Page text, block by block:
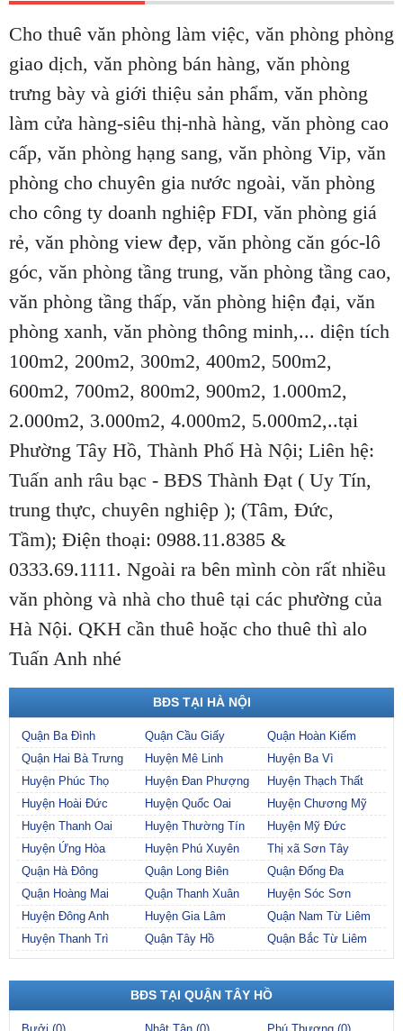
Cho thuê văn phòng làm việc, văn phòng phòng
giao dịch, văn phòng bán hàng, văn phòng
trưng bày và giới thiệu sản phẩm, văn phòng
làm cửa hàng-siêu thị-nhà hàng, văn phòng cao
cấp, văn phòng hạng sang, văn phòng Vip, văn
phòng cho chuyên gia nước ngoài, văn phòng
cho công ty doanh nghiệp FDI, văn phòng giá
rẻ, văn phòng view đẹp, văn phòng căn góc-lô
góc, văn phòng tầng trung, văn phòng tầng cao,
văn phòng tầng thấp, văn phòng hiện đại, văn
phòng xanh, văn phòng thông minh,... diện tích
100m2, 200m2, 300m2, 400m2, 500m2,
600m2, 700m2, 800m2, 900m2, 1.000m2,
2.000m2, 3.000m2, 4.000m2, 5.000m2,..tại
Phường Tây Hồ, Thành Phố Hà Nội; Liên hệ:
Tuấn anh râu bạc - BĐS Thành Đạt ( Uy Tín,
trung thực, chuyên nghiệp ); (Tâm, Đức,
Tầm); Điện thoại: 0988.11.8385 &
0333.69.1111. Ngoài ra bên mình còn rất nhiều
văn phòng và nhà cho thuê tại các phường của
Hà Nội. QKH cần thuê hoặc cho thuê thì alo
Tuấn Anh nhé
BĐS TẠI HÀ NỘI
Quận Ba Đình Quận Cầu Giấy
Quận Hoàn Kiếm
Quận Hai Bà Trưng
Huyện Mê Linh
Huyện Ba Vì
Huyện Phúc Thọ
Huyện Đan Phượng
Huyện Thạch Thất
Huyện Hoài Đức
Huyện Quốc Oai
Huyện Chương Mỹ
Huyện Thanh Oai
Huyện Thường Tín
Huyện Mỹ Đức
Huyện Ứng Hòa
Huyện Phú Xuyên
Thị xã Sơn Tây
Quận Hà Đông
Quận Long Biên
Quận Đống Đa
Quận Hoàng Mai
Quận Thanh Xuân
Huyện Sóc Sơn
Huyện Đông Anh
Huyện Gia Lâm
Quận Nam Từ Liêm
Huyện Thanh Trì
Quận Tây Hồ Quận Bắc Từ Liêm
BĐS TẠI QUẬN TÂY HỒ